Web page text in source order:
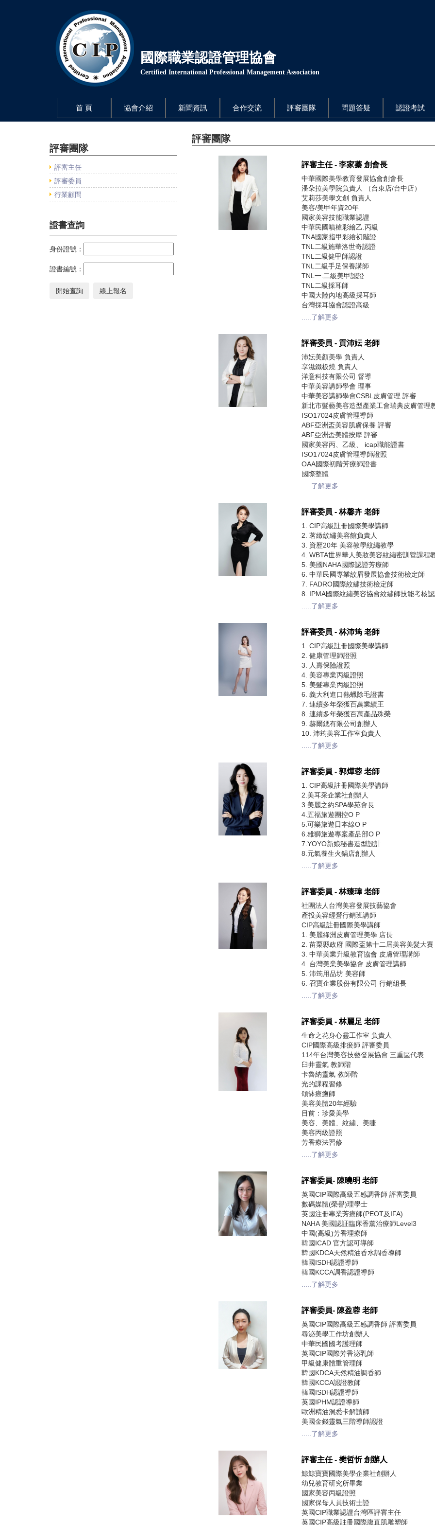
國際職業認證管理協會
Certified International Professional Management Association
首 頁(current) 協會介紹 新聞資訊 合作交流 評審團隊 問題答疑 認證考試
評審團隊
評審主任
評審委員
行業顧問
證書查詢
身份證號：
證書編號：
評審團隊
評審主任 - 李家蓁 創會長
中華國際美學教育發展協會創會長
潘朵拉美學院負責人 （台東店/台中店）
艾莉莎美學文創 負責人
美容/美甲年資20年
國家美容技能職業認證
中華民國噴槍彩繪乙.丙級
TNA國家指甲彩繪初階證
TNL二級施華洛世奇認證
TNL二級健甲師認證
TNL二級手足保養講師
TNL一.二級美甲認證
TNL二級採耳師
中國大陸內地高級採耳師
台灣採耳協會認證高級
.....了解更多
評審委員 - 貢沛妘 老師
沛妘美顏美學 負責人
享滋鐵板燒 負責人
洋意科技有限公司 督導
中華美容講師學會 理事
中華美容講師學會CSBL皮膚管理 評審
新北市髮藝美容造型產業工會瑞典皮膚管理
ISO17024皮膚管理導師
ABF亞洲盃美容肌膚保養 評審
ABF亞洲盃美體按摩 評審
國家美容丙、乙級、 icap職能證書
ISO17024皮膚管理導師證照
OAA國際初階芳療師證書
國際整體
.....了解更多
評審委員 - 林馨卉 老師
1. CIP高級註冊國際美學講師
2. 茗緻紋繡美容館負責人
3. 資歷20年 美容教學紋繡教學
4. WBTA世界華人美妝美容紋繡密訓營課程
5. 美國NAHA國際認證芳療師
6. 中華民國專業紋眉發展協會技術檢定師
7. FADRO國際紋繡技術檢定師
8. IPMA國際紋繡美容協會紋繡師技能考核
.....了解更多
評審委員 - 林沛筠 老師
1. CIP高級註冊國際美學講師
2. 健康管理師證照
3. 人壽保險證照
4. 美容專業丙級證照
5. 美髮專業丙級證照
6. 義大利進口熱蠟除毛證書
7. 連續多年榮獲百萬業績王
8. 連續多年榮獲百萬產品殊榮
9. 赫爾鍶有限公司創辦人
10. 沛筠美容工作室負責人
.....了解更多
評審委員 - 郭燁蓉 老師
1. CIP高級註冊國際美學講師
2.美耳采企業社創辦人
3.美麗之約SPA學苑會長
4.五福旅遊團控O P
5.可樂旅遊日本線O P
6.雄獅旅遊專案產品部O P
7.YOYO新娘秘書造型設計
8.元氣養生火鍋店創辦人
.....了解更多
評審委員 - 林臻瑋 老師
社團法人台灣美容發展技藝協會
產投美容經營行銷班講師
CIP高級註冊國際美學講師
1. 美麗綠洲皮膚管理美學 店長
2. 苗栗縣政府 國際盃第十二屆美容美髮大
3. 中華美業升級教育協會 皮膚管理講師
4. 台灣美業美學協會 皮膚管理講師
5. 沛筠用品坊 美容師
6. 召寶企業股份有限公司 行銷組長
.....了解更多
評審委員 - 林麗足 老師
生命之花身心靈工作室 負責人
CIP國際高級排瘀師 評審委員
114年台灣美容技藝發展協會 三重區代表
臼井靈氣 教師階
卡魯納靈氣 教師階
光的課程習修
頌缽療癒師
美容美體20年經驗
目前：珍愛美學
美容、美體、紋繡、美睫
美容丙級證照
芳香療法習修
.....了解更多
評審委員- 陳曉明 老師
英國CIP國際高級五感調香師 評審委員
數碼媒體(榮譽)理學士
英國注冊專業芳療師(PEOT及IFA)
NAHA 美國認証臨床香薰治療師Level3
中國(高級)芳香理療師
韓國ICAD 官方認可導師
韓國KDCA天然精油香水調香導師
韓國ISDH認證導師
韓國KCCA調香認證導師
.....了解更多
評審委員- 陳盈蓉 老師
英國CIP國際高級五感調香師 評審委員
尋泌美學工作坊創辦人
中華民國國考護理師
英國CIP國際芳香泌乳師
甲級健康體重管理師
韓國KDCA天然精油調香師
韓國KCCA認證教師
韓國ISDH認證導師
英國IPHM認證導師
歐洲精油洞悉卡解讀師
美國金錢靈氣三階導師認證
.....了解更多
評審主任 - 樊哲忻 創辦人
鯨鯨寶寶國際美學企業社創辦人
幼兒教育研究所畢業
國家美容丙級證照
國家保母人員技術士證
英國CIP職業認證台灣區評審主任
英國CIP高級註冊國際腹直肌雕塑師